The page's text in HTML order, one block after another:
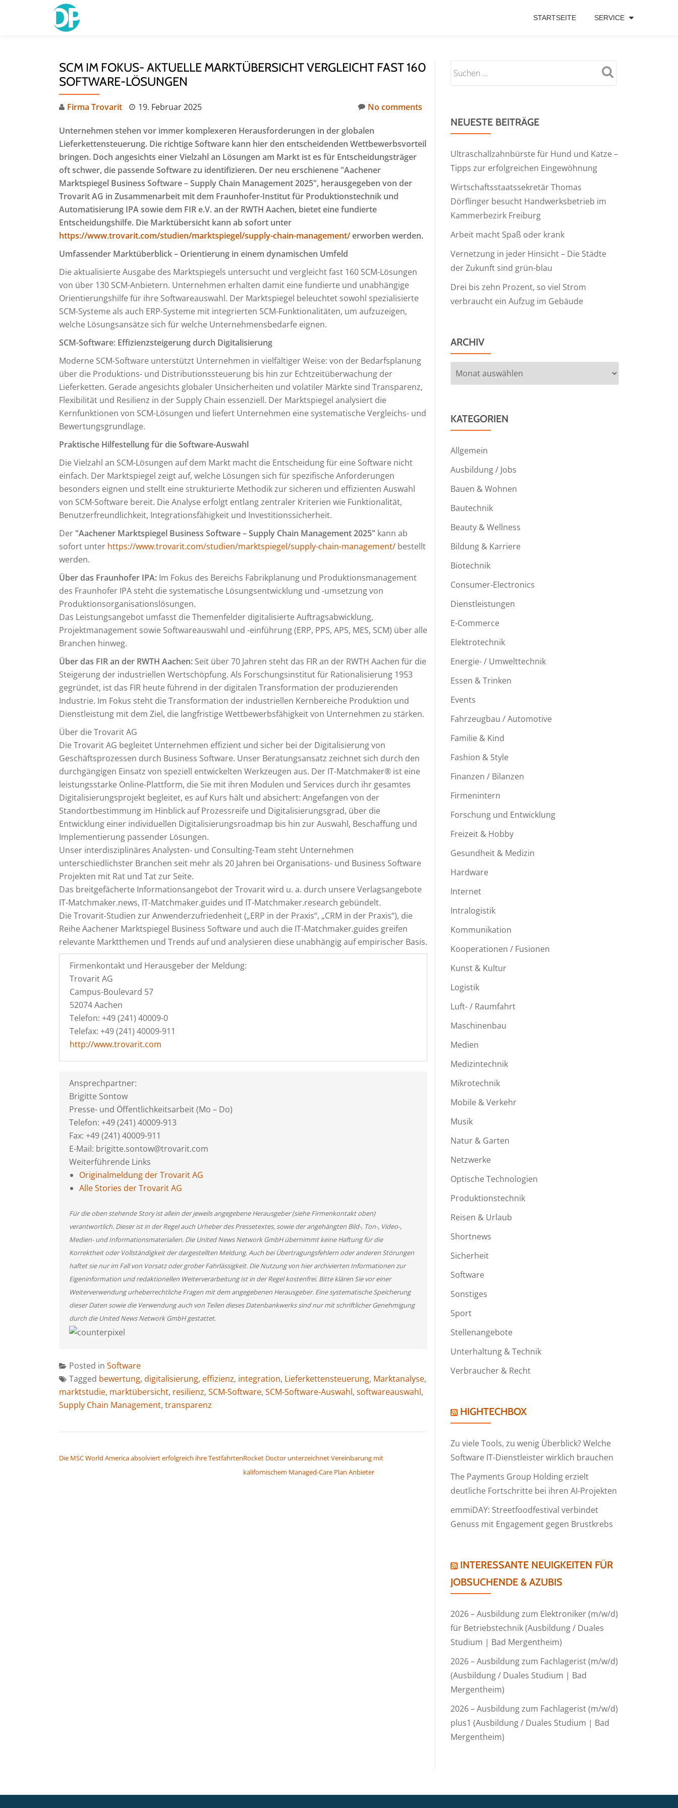
STARTSEITE SERVICE
SCM IM FOKUS- AKTUELLE MARKTÜBERSICHT VERGLEICHT FAST 160
SOFTWARE-LÖSUNGEN
Firma Trovarit 19. Februar 2025 No comments
Unternehmen stehen vor immer komplexeren Herausforderungen in der globalen
Lieferkettensteuerung. Die richtige Software kann hier den entscheidenden Wettbewerbsvorteil
bringen. Doch angesichts einer Vielzahl an Lösungen am Markt ist es für Entscheidungsträger
oft schwer, die passende Software zu identifizieren. Der neu erschienene "Aachener
Marktspiegel Business Software – Supply Chain Management 2025", herausgegeben von der
Trovarit AG in Zusammenarbeit mit dem Fraunhofer-Institut für Produktionstechnik und
Automatisierung IPA sowie dem FIR e.V. an der RWTH Aachen, bietet eine fundierte
Entscheidungshilfe. Die Marktübersicht kann ab sofort unter
https://www.trovarit.com/studien/marktspiegel/supply-chain-management/erworben werden.
Umfassender Marktüberblick – Orientierung in einem dynamischen Umfeld
Die aktualisierte Ausgabe des Marktspiegels untersucht und vergleicht fast 160 SCM-Lösungen
von über 130 SCM-Anbietern. Unternehmen erhalten damit eine fundierte und unabhängige
Orientierungshilfe für ihre Softwareauswahl. Der Marktspiegel beleuchtet sowohl spezialisierte
SCM-Systeme als auch ERP-Systeme mit integrierten SCM-Funktionalitäten, um aufzuzeigen,
welche Lösungsansätze sich für welche Unternehmensbedarfe eignen.
SCM-Software: Effizienzsteigerung durch Digitalisierung
Moderne SCM-Software unterstützt Unternehmen in vielfältiger Weise: von der Bedarfsplanung
über die Produktions- und Distributionssteuerung bis hin zur Echtzeitüberwachung der
Lieferketten. Gerade angesichts globaler Unsicherheiten und volatiler Märkte sind Transparenz,
Flexibilität und Resilienz in der Supply Chain essenziell. Der Marktspiegel analysiert die
Kernfunktionen von SCM-Lösungen und liefert Unternehmen eine systematische Vergleichs- und
Bewertungsgrundlage.
Praktische Hilfestellung für die Software-Auswahl
Die Vielzahl an SCM-Lösungen auf dem Markt macht die Entscheidung für eine Software nicht
einfach. Der Marktspiegel zeigt auf, welche Lösungen sich für spezifische Anforderungen
besonders eignen und stellt eine strukturierte Methodik zur sicheren und effizienten Auswahl
von SCM-Software bereit. Die Analyse erfolgt entlang zentraler Kriterien wie Funktionalität,
Benutzerfreundlichkeit, Integrationsfähigkeit und Investitionssicherheit.
Der "Aachener Marktspiegel Business Software – Supply Chain Management 2025" kann ab
sofort unter https://www.trovarit.com/studien/marktspiegel/supply-chain-management/ bestellt
werden.
Über das Fraunhofer IPA: Im Fokus des Bereichs Fabrikplanung und Produktionsmanagement
des Fraunhofer IPA steht die systematische Lösungsentwicklung und -umsetzung von
Produktionsorganisationslösungen.
Das Leistungsangebot umfasst die Themenfelder digitalisierte Auftragsabwicklung,
Projektmanagement sowie Softwareauswahl und -einführung (ERP, PPS, APS, MES, SCM) über alle
Branchen hinweg.
Über das FIR an der RWTH Aachen: Seit über 70 Jahren steht das FIR an der RWTH Aachen für die
Steigerung der industriellen Wertschöpfung. Als Forschungsinstitut für Rationalisierung 1953
gegründet, ist das FIR heute führend in der digitalen Transformation der produzierenden
Industrie. Im Fokus steht die Transformation der industriellen Kernbereiche Produktion und
Dienstleistung mit dem Ziel, die langfristige Wettbewerbsfähigkeit von Unternehmen zu stärken.
Über die Trovarit AG
Die Trovarit AG begleitet Unternehmen effizient und sicher bei der Digitalisierung von
Geschäftsprozessen durch Business Software. Unser Beratungsansatz zeichnet sich durch den
durchgängigen Einsatz von speziell entwickelten Werkzeugen aus. Der IT-Matchmaker® ist eine
leistungsstarke Online-Plattform, die Sie mit ihren Modulen und Services durch ihr gesamtes
Digitalisierungsprojekt begleitet, es auf Kurs hält und absichert: Angefangen von der
Standortbestimmung im Hinblick auf Prozessreife und Digitalisierungsgrad, über die
Entwicklung einer individuellen Digitalisierungsroadmap bis hin zur Auswahl, Beschaffung und
Implementierung passender Lösungen.
Unser interdisziplinäres Analysten- und Consulting-Team steht Unternehmen
unterschiedlichster Branchen seit mehr als 20 Jahren bei Organisations- und Business Software
Projekten mit Rat und Tat zur Seite.
Das breitgefächerte Informationsangebot der Trovarit wird u. a. durch unsere Verlagsangebote
IT-Matchmaker.news, IT-Matchmaker.guides und IT-Matchmaker.research gebündelt.
Die Trovarit-Studien zur Anwenderzufriedenheit („ERP in der Praxis“, „CRM in der Praxis“), die
Reihe Aachener Marktspiegel Business Software und auch die IT-Matchmaker.guides greifen
relevante Marktthemen und Trends auf und analysieren diese unabhängig auf empirischer Basis.
Firmenkontakt und Herausgeber der Meldung:
Trovarit AG
Campus-Boulevard 57
52074 Aachen
Telefon: +49 (241) 40009-0
Telefax: +49 (241) 40009-911
http://www.trovarit.com
Ansprechpartner:
Brigitte Sontow
Presse- und Öffentlichkeitsarbeit (Mo – Do)
Telefon: +49 (241) 40009-913
Fax: +49 (241) 40009-911
E-Mail: brigitte.sontow@trovarit.com
Weiterführende Links
Originalmeldung der Trovarit AG
Alle Stories der Trovarit AG
Für die oben stehende Story ist allein der jeweils angegebene Herausgeber (siehe Firmenkontakt oben)
verantwortlich. Dieser ist in der Regel auch Urheber des Pressetextes, sowie der angehängten Bild-, Ton-, Video-,
Medien- und Informationsmaterialien. Die United News Network GmbH übernimmt keine Haftung für die
Korrektheit oder Vollständigkeit der dargestellten Meldung. Auch bei Übertragungsfehlern oder anderen Störungen
haftet sie nur im Fall von Vorsatz oder grober Fahrlässigkeit. Die Nutzung von hier archivierten Informationen zur
Eigeninformation und redaktionellen Weiterverarbeitung ist in der Regel kostenfrei. Bitte klären Sie vor einer
Weiterverwendung urheberrechtliche Fragen mit dem angegebenen Herausgeber. Eine systematische Speicherung
dieser Daten sowie die Verwendung auch von Teilen dieses Datenbankwerks sind nur mit schriftlicher Genehmigung
durch die United News Network GmbH gestattet.
Posted in Software
Tagged bewertung, digitalisierung, effizienz, integration, Lieferkettensteuerung, Marktanalyse,
marktstudie, marktübersicht, resilienz, SCM-Software, SCM-Software-Auswahl, softwareauswahl,
Supply Chain Management, transparenz
Die MSC World America absolviert erfolgreich ihre TestfahrtenRocket Doctor unterzeichnet Vereinbarung mit
kalifornischem Managed-Care Plan Anbieter
NEUESTE BEITRÄGE
Ultraschallzahnbürste für Hund und Katze –
Tipps zur erfolgreichen Eingewöhnung
Wirtschaftsstaatssekretär Thomas
Dörflinger besucht Handwerksbetrieb im
Kammerbezirk Freiburg
Arbeit macht Spaß oder krank
Vernetzung in jeder Hinsicht – Die Städte
der Zukunft sind grün-blau
Drei bis zehn Prozent, so viel Strom
verbraucht ein Aufzug im Gebäude
ARCHIV
Archiv
KATEGORIEN
Allgemein
Ausbildung / Jobs
Bauen & Wohnen
Bautechnik
Beauty & Wellness
Bildung & Karriere
Biotechnik
Consumer-Electronics
Dienstleistungen
E-Commerce
Elektrotechnik
Energie- / Umwelttechnik
Essen & Trinken
Events
Fahrzeugbau / Automotive
Familie & Kind
Fashion & Style
Finanzen / Bilanzen
Firmenintern
Forschung und Entwicklung
Freizeit & Hobby
Gesundheit & Medizin
Hardware
Internet
Intralogistik
Kommunikation
Kooperationen / Fusionen
Kunst & Kultur
Logistik
Luft- / Raumfahrt
Maschinenbau
Medien
Medizintechnik
Mikrotechnik
Mobile & Verkehr
Musik
Natur & Garten
Netzwerke
Optische Technologien
Produktionstechnik
Reisen & Urlaub
Shortnews
Sicherheit
Software
Sonstiges
Sport
Stellenangebote
Unterhaltung & Technik
Verbraucher & Recht
HIGHTECHBOX
Zu viele Tools, zu wenig Überblick? Welche
Software IT-Dienstleister wirklich brauchen
The Payments Group Holding erzielt
deutliche Fortschritte bei ihren AI-Projekten
emmiDAY: Streetfoodfestival verbindet
Genuss mit Engagement gegen Brustkrebs
INTERESSANTE NEUIGKEITEN FÜR
JOBSUCHENDE & AZUBIS
2026 – Ausbildung zum Elektroniker (m/w/d)
für Betriebstechnik (Ausbildung / Duales
Studium | Bad Mergentheim)
2026 – Ausbildung zum Fachlagerist (m/w/d)
(Ausbildung / Duales Studium | Bad
Mergentheim)
2026 – Ausbildung zum Fachlagerist (m/w/d)
plus1 (Ausbildung / Duales Studium | Bad
Mergentheim)